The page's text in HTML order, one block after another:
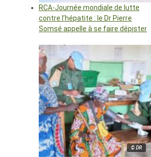
RCA-Journée mondiale de lutte
contre l’hépatite : le Dr Pierre
Somsé appelle à se faire dépister
© DR